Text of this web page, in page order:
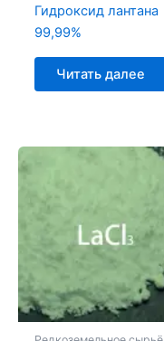
Гидроксид лантана
99,99%
Читать далее